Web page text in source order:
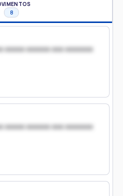
8
xxxxx xxxxxx xxx xxxxxxx
xxxxx xxxxxx xxx xxxxxxx